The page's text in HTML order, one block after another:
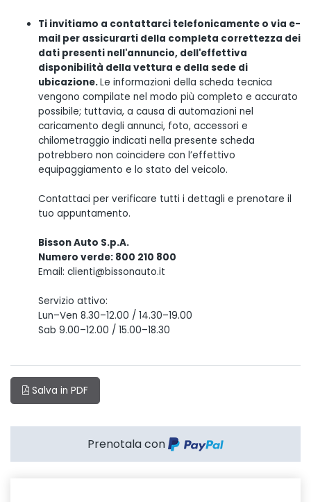
Ti invitiamo a contattarci telefonicamente o via e-
mail per assicurarti della completa correttezza dei
dati presenti nell'annuncio, dell'effettiva
disponibilità della vettura e della sede di
ubicazione.Le informazioni della scheda tecnica
vengono compilate nel modo più completo e accurato
possibile; tuttavia, a causa di automazioni nel
caricamento degli annunci, foto, accessori e
chilometraggio indicati nella presente scheda
potrebbero non coincidere con l’effettivo
equipaggiamento e lo stato del veicolo.
Contattaci per verificare tutti i dettagli e prenotare il
tuo appuntamento.
Bisson Auto S.p.A.
Numero verde: 800 210 800
Email: clienti@bissonauto.it
Servizio attivo:
Lun–Ven 8.30–12.00 / 14.30–19.00
Sab 9.00–12.00 / 15.00–18.30
Salva in PDF
Prenotala con